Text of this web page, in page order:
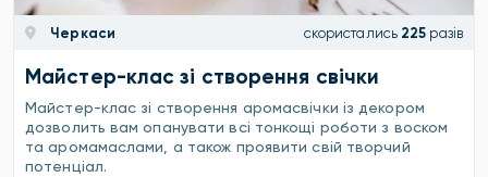
Черкаси скористались 225 разів
Майстер-клас зі створення свічки
Майстер-клас зі створення аромасвічки із декором
дозволить вам опанувати всі тонкощі роботи з воском
та аромамаслами, а також проявити свій творчий
потенціал.